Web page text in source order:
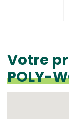
Votre
POLY-